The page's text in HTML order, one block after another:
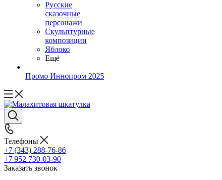
Русские
сказочные
персонажи
Скульптурные
композиции
Яблоко
Ещё
Промо Иннопром 2025
Телефоны
+7 (343) 288-76-86
+7 952 730-03-90
Заказать звонок